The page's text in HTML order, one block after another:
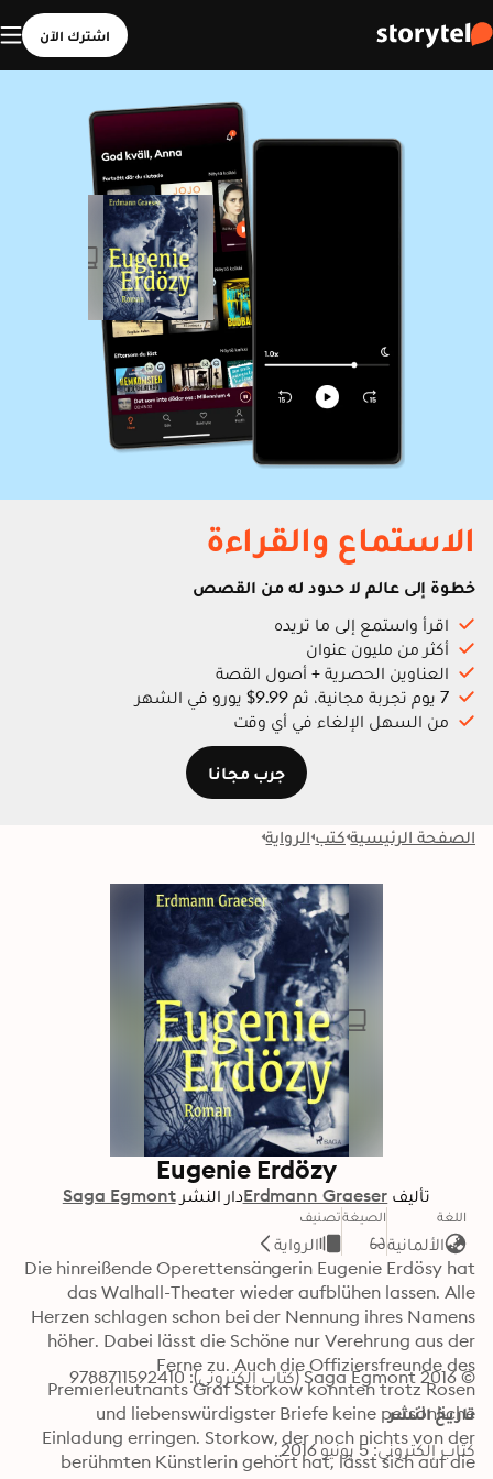
اشترك الآن
الاستماع والقراءة
خطوة إلى عالم لا حدود له من القصص
اقرأ واستمع إلى ما تريده
أكثر من مليون عنوان
العناوين الحصرية + أصول القصة
7 يوم تجربة مجانية، ثم 9.99$ يورو في الشهر
من السهل الإلغاء في أي وقت
جرب مجانا
الصفحة الرئيسية كتب الرواية
Eugenie Erdözy
تأليف Erdmann Graeserدار النشر Saga Egmont
اللغة
الألمانية
الصيغةتصنيف
الرواية
© 2016 Saga Egmont (كتاب إلكتروني): 9788711592410
تاريخ النشر
كتاب إلكتروني: 5 يونيو 2016